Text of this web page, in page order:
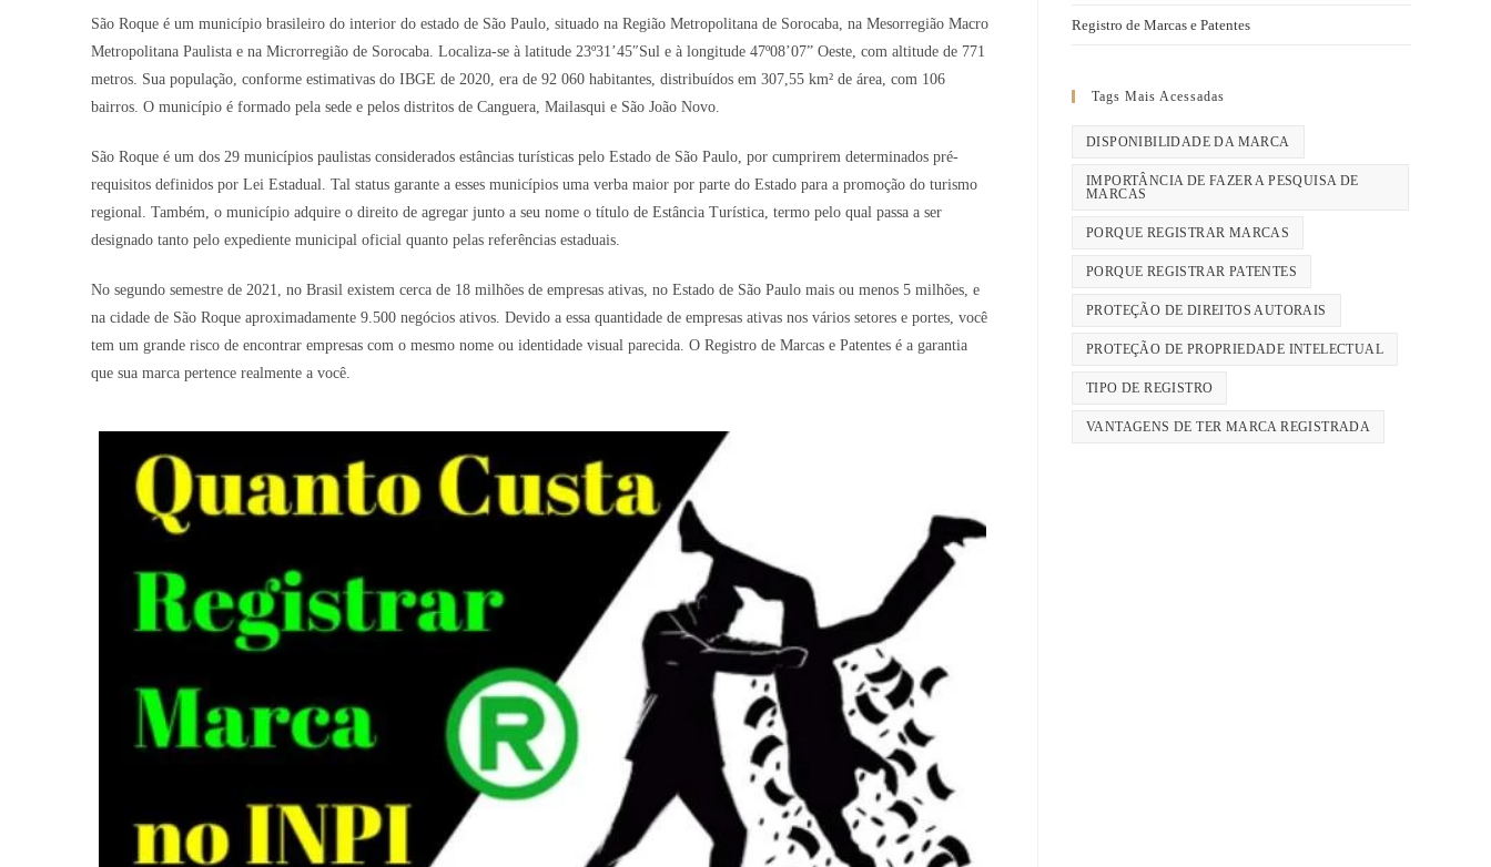
São Roque é um município brasileiro do interior do estado de São Paulo, situado na Região Metropolitana de Sorocaba, na Mesorregião Macro
Metropolitana Paulista e na Microrregião de Sorocaba. Localiza-se à latitude 23º31’45″Sul e à longitude 47º08’07” Oeste, com altitude de 771
metros. Sua população, conforme estimativas do IBGE de 2020, era de 92 060 habitantes, distribuídos em 307,55 km² de área, com 106
bairros. O município é formado pela sede e pelos distritos de Canguera, Mailasqui e São João Novo.
São Roque é um dos 29 municípios paulistas considerados estâncias turísticas pelo Estado de São Paulo, por cumprirem determinados pré-
requisitos definidos por Lei Estadual. Tal status garante a esses municípios uma verba maior por parte do Estado para a promoção do turismo
regional. Também, o município adquire o direito de agregar junto a seu nome o título de Estância Turística, termo pelo qual passa a ser
designado tanto pelo expediente municipal oficial quanto pelas referências estaduais.
No segundo semestre de 2021, no Brasil existem cerca de 18 milhões de empresas ativas, no Estado de São Paulo mais ou menos 5 milhões, e
na cidade de São Roque aproximadamente 9.500 negócios ativos. Devido a essa quantidade de empresas ativas nos vários setores e portes, você
tem um grande risco de encontrar empresas com o mesmo nome ou identidade visual parecida. O Registro de Marcas e Patentes é a garantia
que sua marca pertence realmente a você.
Registro de Marcas e Patentes
Tags Mais Acessadas
DISPONIBILIDADE DA MARCA
IMPORTÂNCIA DE FAZER A PESQUISA DE
MARCAS
PORQUE REGISTRAR MARCAS
PORQUE REGISTRAR PATENTES
PROTEÇÃO DE DIREITOS AUTORAIS
PROTEÇÃO DE PROPRIEDADE INTELECTUAL
TIPO DE REGISTRO
VANTAGENS DE TER MARCA REGISTRADA